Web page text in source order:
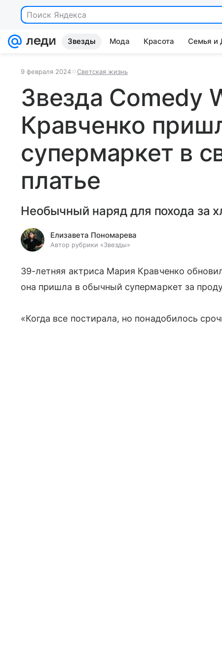
Поиск Яндекса
Звезды Мода Красота Семья и
9 февраля 2024 Светская жизнь
Звезда Comedy
Кравченко
супермаркет в
платье
Необычный наряд для похода за
Елизавета Пономарева
Автор рубрики «Звезды»
39-летняя актриса Мария Кравченко
она пришла в обычный супермаркет за
«Когда все постирала, но понадобилось